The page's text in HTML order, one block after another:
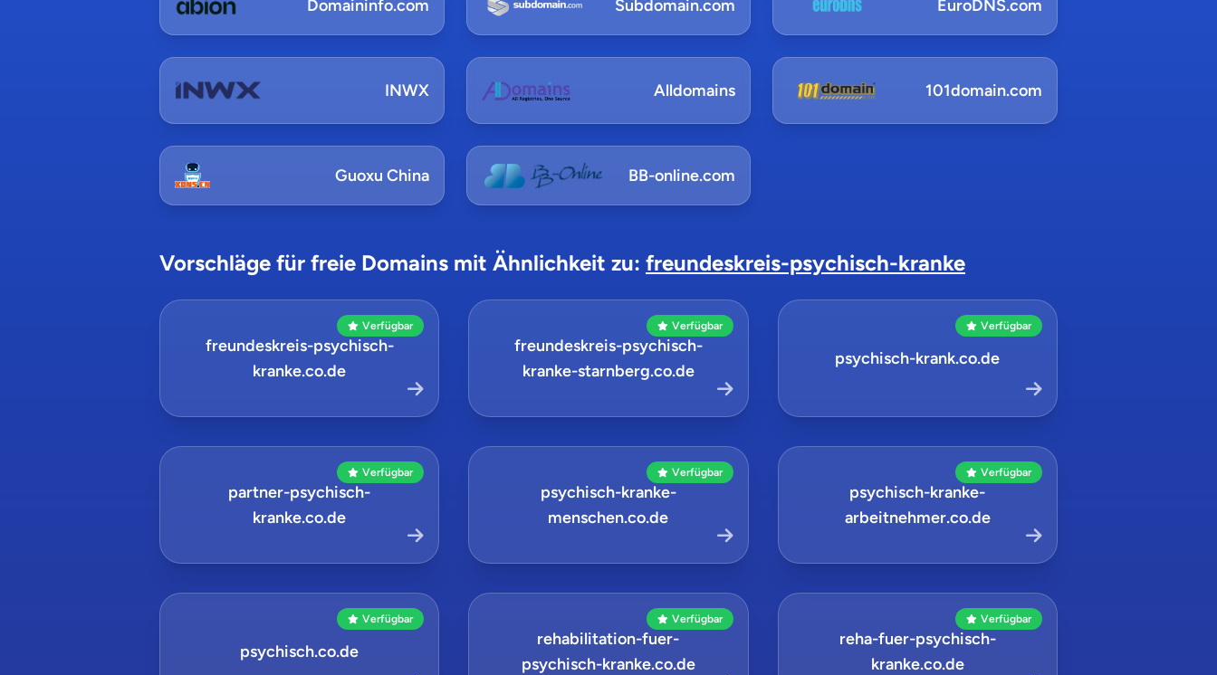
Domaininfo.com Subdomain.com EuroDNS.com
INWX Alldomains 101domain.com
Guoxu China BB-online.com
Vorschläge für freie Domains mit Ähnlichkeit zu: freundeskreis-psychisch-kranke
Verfügbar
freundeskreis-psychisch-
kranke.co.de
Verfügbar
freundeskreis-psychisch-
kranke-starnberg.co.de
Verfügbar
psychisch-krank.co.de
Verfügbar
partner-psychisch-
kranke.co.de
Verfügbar
psychisch-kranke-
menschen.co.de
Verfügbar
psychisch-kranke-
arbeitnehmer.co.de
Verfügbar
psychisch.co.de
Verfügbar
rehabilitation-fuer-
psychisch-kranke.co.de
Verfügbar
reha-fuer-psychisch-
kranke.co.de